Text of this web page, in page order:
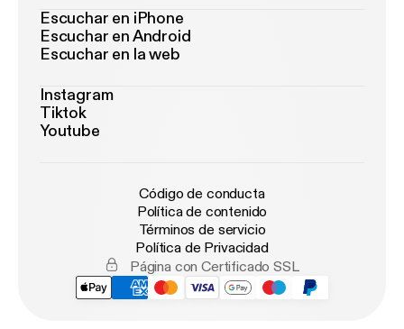
Escuchar en iPhone
Escuchar en Android
Escuchar en la web
Instagram
Tiktok
Youtube
Código de conducta
Política de contenido
Términos de servicio
Política de Privacidad
Página con Certificado SSL